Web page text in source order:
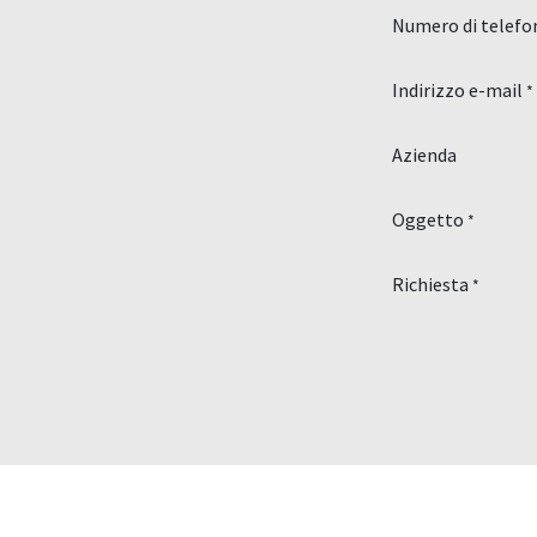
Numero di
Indirizzo e-mail *
Azienda
Oggetto *
Richiesta *